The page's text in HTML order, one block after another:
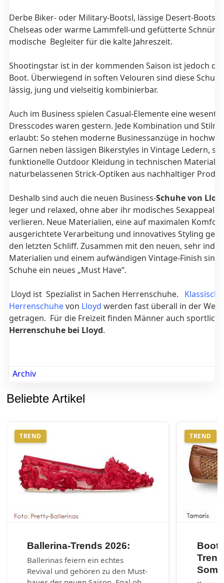
Derbe Biker- oder Military-Bootsl, lässige Desert-Boots,
Chelseas oder warme Lammfell-und gefütterte Schnür-
modische Begleiter für die kalte Jahreszeit.
Shootingstar ist in der kommenden Saison ist jedoch
Boot. Überwiegend in soften Velouren sind diese
lässig, jung und vielseitig kombinierbar.
Auch im Business spielen Casual-Elemente eine
Dresscodes waren gestern. Jede Kombination und
erlaubt: So stehen moderne Businessanzüge in
Garnen neben lässigen Bikerstyles in Vintage Ledern,
funktionelle Outdoor Kleidung in technischen
naturbelassenen Strick-Optiken aus nachhaltiger
Deshalb sind auch die neuen Business-Schuhe von
leger und relaxed, ohne aber ihr modisches Sexappeal
verlieren. Neue Materialien, eine auf maximalen Komfort
ausgerichtete Verarbeitung und innovatives Styling
den letzten Schliff. Zusammen mit den neuen, sehr
Materialien und einem aufwändigen Vintage-Finish sind
Schuhe ein neues „Must Have“.
Lloyd ist Spezialist in Sachen Herrenschuhe. Klassische
Herrenschuhevon Lloyd werden fast überall in der Welt
getragen. Für die Freizeit finden Männer auch sportliche
Herrenschuhe bei Lloyd.
Archiv
Beliebte Artikel
TREND
Ballerina-Trends 2026:
Ballerinas feiern ein echtes
Revival und gehören zu den Must-
TREND